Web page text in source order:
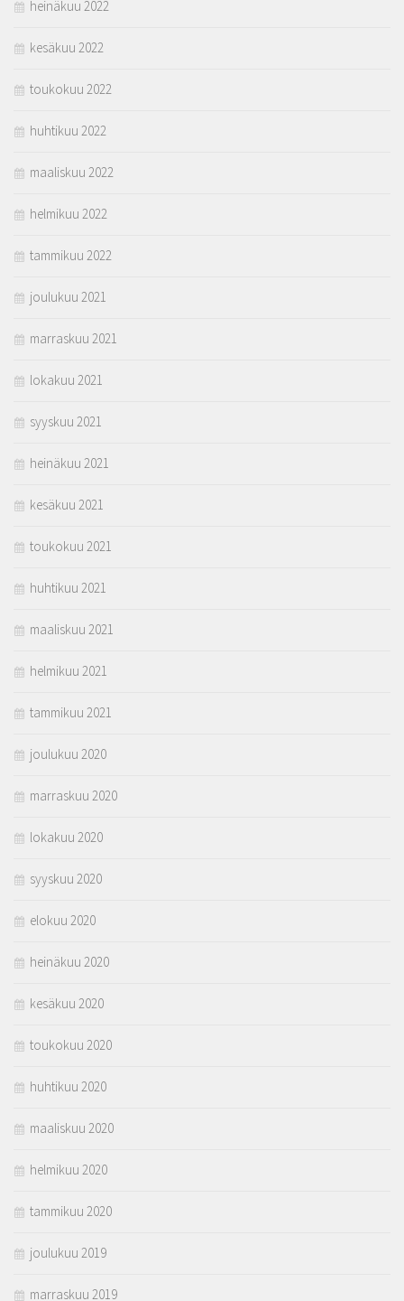
heinäkuu 2022
kesäkuu 2022
toukokuu 2022
huhtikuu 2022
maaliskuu 2022
helmikuu 2022
tammikuu 2022
joulukuu 2021
marraskuu 2021
lokakuu 2021
syyskuu 2021
heinäkuu 2021
kesäkuu 2021
toukokuu 2021
huhtikuu 2021
maaliskuu 2021
helmikuu 2021
tammikuu 2021
joulukuu 2020
marraskuu 2020
lokakuu 2020
syyskuu 2020
elokuu 2020
heinäkuu 2020
kesäkuu 2020
toukokuu 2020
huhtikuu 2020
maaliskuu 2020
helmikuu 2020
tammikuu 2020
joulukuu 2019
marraskuu 2019